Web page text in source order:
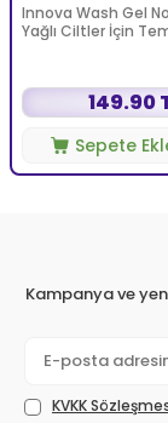
Innova Wash Gel
Yağlı Ciltler İçin
149.90
Sepete
Kampanya ve
KVKK